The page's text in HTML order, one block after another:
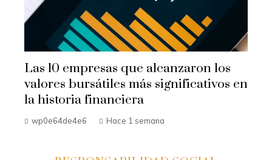
Las 10 empresas que alcanzaron los
valores bursátiles más significativos en
la historia financiera
wp0e64de4e6 Hace 1 semana